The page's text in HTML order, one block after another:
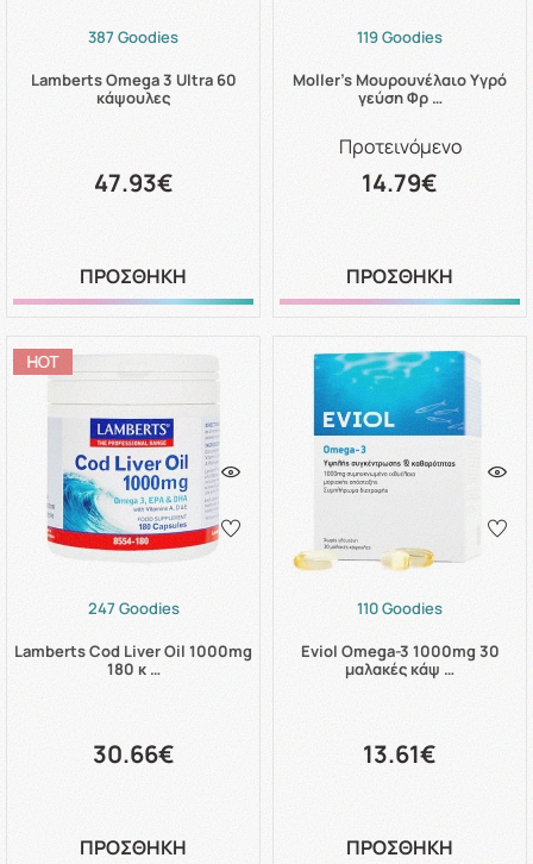
387 Goodies
Lamberts Omega 3 Ultra 60
κάψουλες
47.93€
ΠΡΟΣΘΗΚΗ
119 Goodies
Moller's Μουρουνέλαιο Υγρό
γεύση Φρ …
Προτεινόμενο
14.79€
ΠΡΟΣΘΗΚΗ
247 Goodies
Lamberts Cod Liver Oil 1000mg
180 κ …
30.66€
ΠΡΟΣΘΗΚΗ
110 Goodies
Eviol Omega-3 1000mg 30
μαλακές κάψ …
13.61€
ΠΡΟΣΘΗΚΗ